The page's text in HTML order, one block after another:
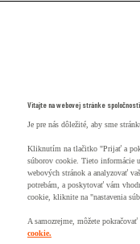
Vitajte na webovej stránke spoločnosti
Je pre nás dôležité, aby sme
Kliknutím na tlačitko "Prijať a
súborov cookie. Tieto informácie
webových stránok a analyzovať
potrebám, a poskytovať vám
cookie, kliknite na "nastavenia
A samozrejme, môžete
cookie.